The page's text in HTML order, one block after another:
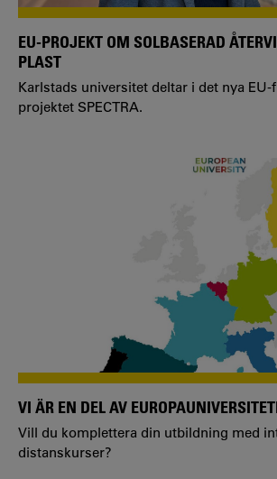
EU-PROJEKT OM SOLBASERAD
PLAST
Karlstads universitet deltar i det nya EU-
projektet SPECTRA.
VI ÄR EN DEL AV
Vill du komplettera din utbildning med
distanskurser?